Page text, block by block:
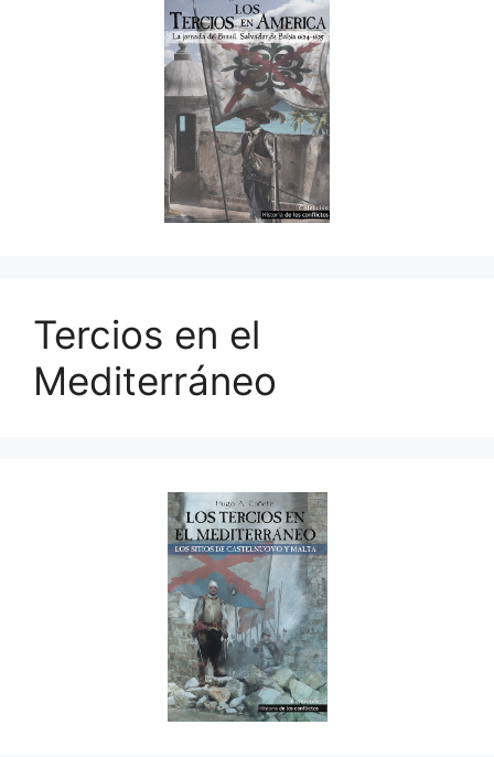
Tercios en el
Mediterráneo